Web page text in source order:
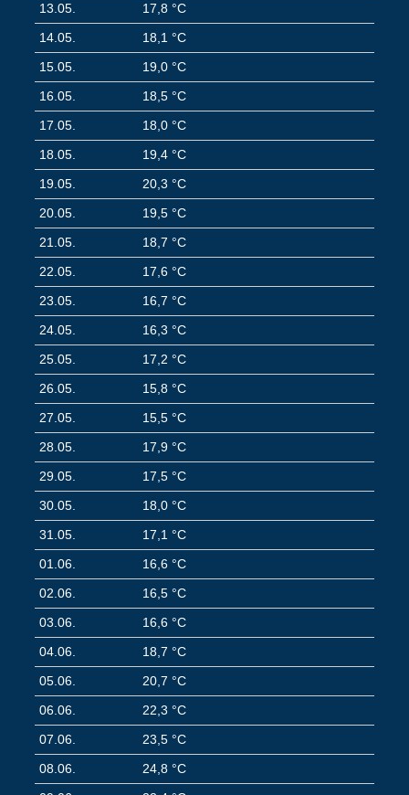
13.05.
17,8 °C
14.05.
18,1 °C
15.05.
19,0 °C
16.05.
18,5 °C
17.05.
18,0 °C
18.05.
19,4 °C
19.05.
20,3 °C
20.05.
19,5 °C
21.05.
18,7 °C
22.05.
17,6 °C
23.05.
16,7 °C
24.05.
16,3 °C
25.05.
17,2 °C
26.05.
15,8 °C
27.05.
15,5 °C
28.05.
17,9 °C
29.05.
17,5 °C
30.05.
18,0 °C
31.05.
17,1 °C
01.06.
16,6 °C
02.06.
16,5 °C
03.06.
16,6 °C
04.06.
18,7 °C
05.06.
20,7 °C
06.06.
22,3 °C
07.06.
23,5 °C
08.06.
24,8 °C